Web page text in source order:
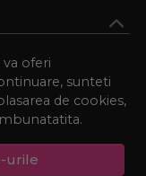
oferi
sunteti
de cookies,
urile